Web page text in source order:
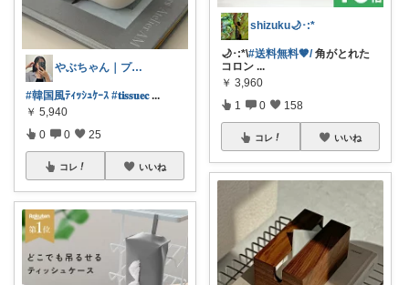
やぶちゃん｜プチプラ × おしゃれ
#韓国風ﾃｨｯｼｭｹｰｽ #𝐭𝐢𝐬𝐬𝐮𝐞𝐜 ...
￥ 5,940
0 0 25
コレ いいね
shizuku🌙･:*
🌙･:*\#送料無料🤎/角がとれた
コロン ...
￥ 3,960
1 0 158
コレ いいね